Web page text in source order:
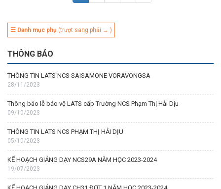
☰ Danh mục phụ (trượt sang phải → )
THÔNG BÁO
THÔNG TIN LATS NCS SAISAMONE VORAVONGSA
28/11/2023
Thông báo lễ bảo vệ LATS cấp Trường NCS Phạm Thị Hải Dịu
09/10/2023
THÔNG TIN LATS NCS PHẠM THỊ HẢI DỊU
05/10/2023
KẾ HOẠCH GIẢNG DẠY NCS29A NĂM HỌC 2023-2024
19/07/2023